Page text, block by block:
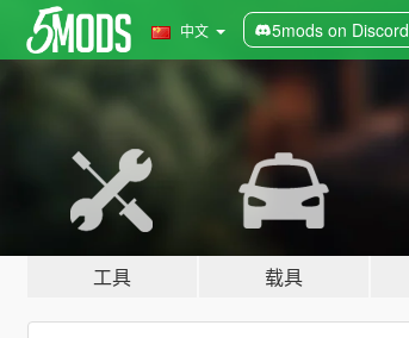
中文 5mods on Discord
工具 载具